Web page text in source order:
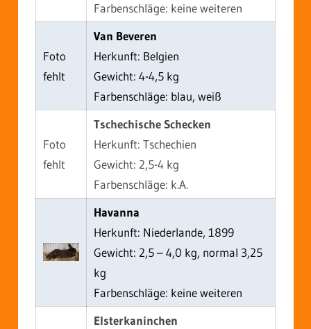
Farbenschläge: keine weiteren
Foto
fehlt
Van Beveren
Herkunft: Belgien
Gewicht: 4-4,5 kg
Farbenschläge: blau, weiß
Foto
fehlt
Tschechische Schecken
Herkunft: Tschechien
Gewicht: 2,5-4 kg
Farbenschläge: k.A.
Havanna
Herkunft: Niederlande, 1899
Gewicht: 2,5 – 4,0 kg, normal 3,25
kg
Farbenschläge: keine weiteren
Elsterkaninchen